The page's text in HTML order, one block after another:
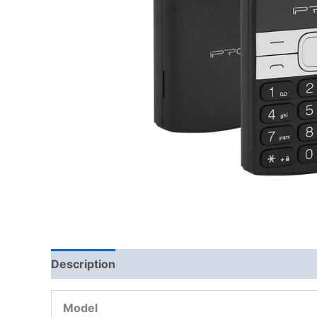
Description
Model